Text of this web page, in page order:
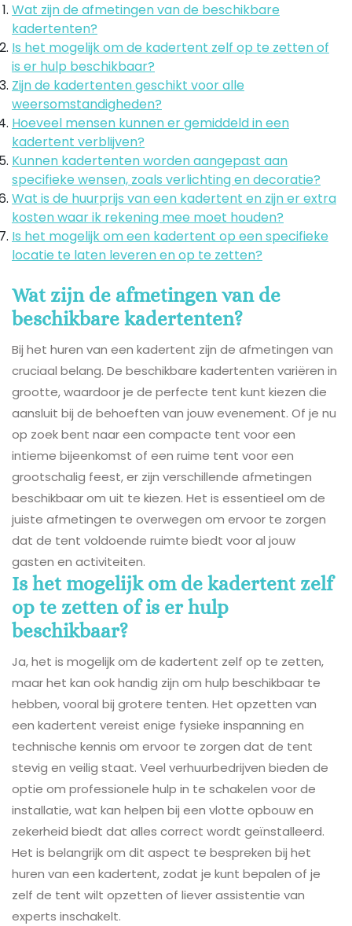
Wat zijn de afmetingen van de beschikbare
kadertenten?
Is het mogelijk om de kadertent zelf op te zetten of
is er hulp beschikbaar?
Zijn de kadertenten geschikt voor alle
weersomstandigheden?
Hoeveel mensen kunnen er gemiddeld in een
kadertent verblijven?
Kunnen kadertenten worden aangepast aan
specifieke wensen, zoals verlichting en decoratie?
Wat is de huurprijs van een kadertent en zijn er extra
kosten waar ik rekening mee moet houden?
Is het mogelijk om een kadertent op een specifieke
locatie te laten leveren en op te zetten?
Wat zijn de afmetingen van de
beschikbare kadertenten?
Bij het huren van een kadertent zijn de afmetingen van
cruciaal belang. De beschikbare kadertenten variëren in
grootte, waardoor je de perfecte tent kunt kiezen die
aansluit bij de behoeften van jouw evenement. Of je nu
op zoek bent naar een compacte tent voor een
intieme bijeenkomst of een ruime tent voor een
grootschalig feest, er zijn verschillende afmetingen
beschikbaar om uit te kiezen. Het is essentieel om de
juiste afmetingen te overwegen om ervoor te zorgen
dat de tent voldoende ruimte biedt voor al jouw
gasten en activiteiten.
Is het mogelijk om de kadertent zelf
op te zetten of is er hulp
beschikbaar?
Ja, het is mogelijk om de kadertent zelf op te zetten,
maar het kan ook handig zijn om hulp beschikbaar te
hebben, vooral bij grotere tenten. Het opzetten van
een kadertent vereist enige fysieke inspanning en
technische kennis om ervoor te zorgen dat de tent
stevig en veilig staat. Veel verhuurbedrijven bieden de
optie om professionele hulp in te schakelen voor de
installatie, wat kan helpen bij een vlotte opbouw en
zekerheid biedt dat alles correct wordt geïnstalleerd.
Het is belangrijk om dit aspect te bespreken bij het
huren van een kadertent, zodat je kunt bepalen of je
zelf de tent wilt opzetten of liever assistentie van
experts inschakelt.